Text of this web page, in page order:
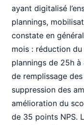
ayant digitalisé
plannings,
constate en
mois : réduction
plannings de 25h à
de remplissage
suppression des
amélioration du
de 35 points NPS.